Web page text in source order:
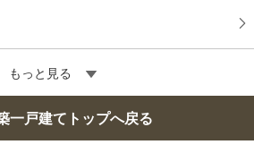
もっと見る
一戸建てトップへ戻る